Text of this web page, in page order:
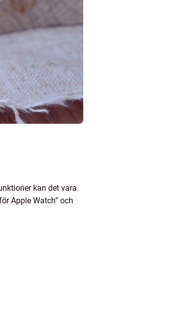
kan det vara
Apple Watch” och